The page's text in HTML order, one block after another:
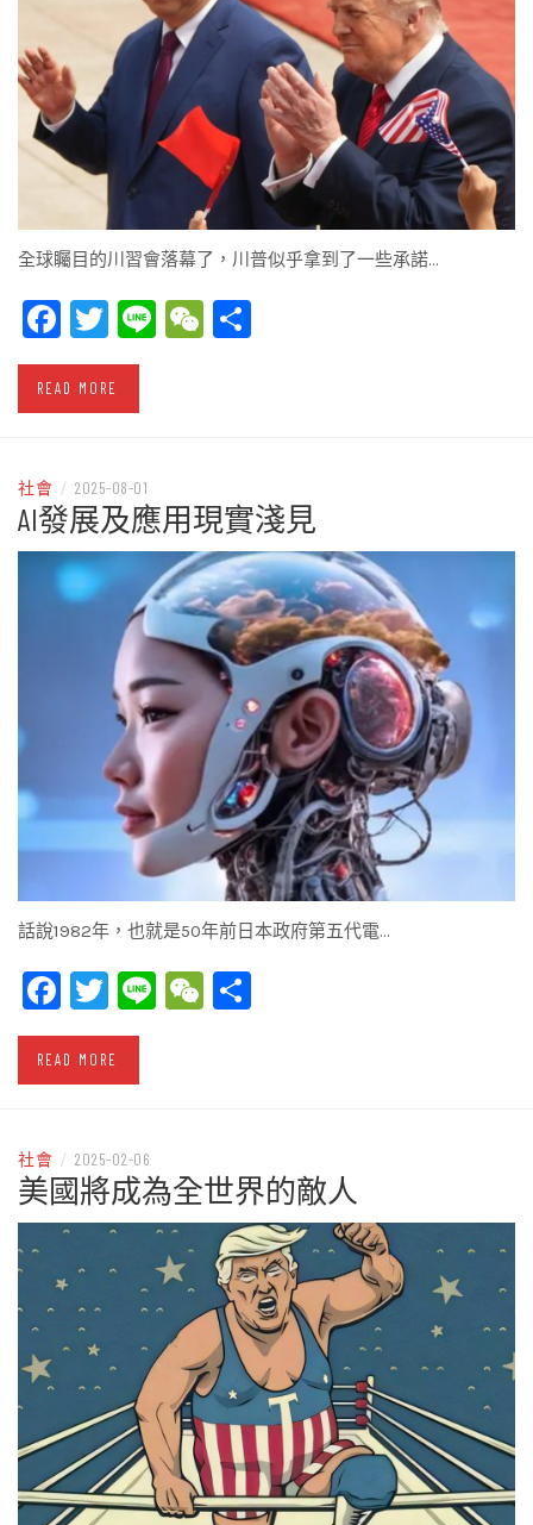
全球矚目的川習會落幕了，川普似乎拿到了一些承諾…
Facebook
Twitter
LineWeChat
READ MORE
社會 / 2025-08-01
AI發展及應用現實淺見
話說1982年，也就是50年前日本政府第五代電…
Facebook
Twitter
LineWeChat
READ MORE
社會 / 2025-02-06
美國將成為全世界的敵人